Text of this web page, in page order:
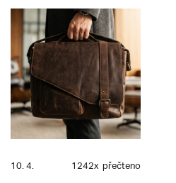
10. 4. 1242x přečteno